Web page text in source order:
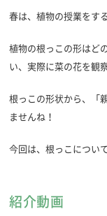
春は、植物の授業をす
植物の根っこの形はど
い、実際に菜の花を観
根っこの形状から、「
ませんね！
今回は、根っこについ
紹介動画